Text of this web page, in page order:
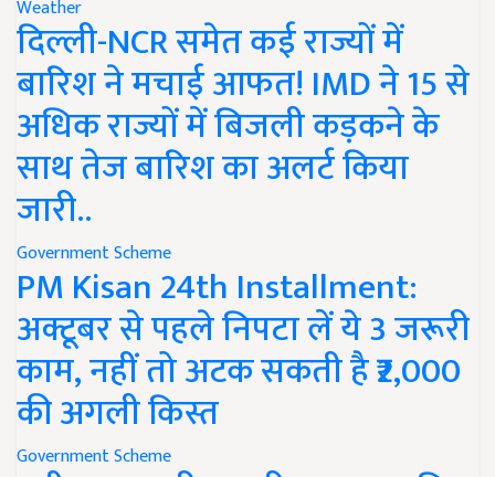
Weather
दिल्ली-NCR समेत कई राज्यों में
बारिश ने मचाई आफत! IMD ने 15 से
अधिक राज्यों में बिजली कड़कने के
साथ तेज बारिश का अलर्ट किया
जारी..
Government Scheme
PM Kisan 24th Installment:
अक्टूबर से पहले निपटा लें ये 3 जरूरी
काम, नहीं तो अटक सकती है ₹2,000
की अगली किस्त
Government Scheme